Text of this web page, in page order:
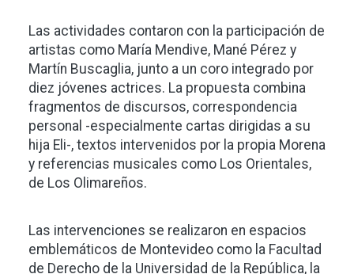
Las actividades contaron con la participación de
artistas como María Mendive, Mané Pérez y
Martín Buscaglia, junto a un coro integrado por
diez jóvenes actrices. La propuesta combina
fragmentos de discursos, correspondencia
personal -especialmente cartas dirigidas a su
hija Eli-, textos intervenidos por la propia Morena
y referencias musicales como Los Orientales,
de Los Olimareños.
Las intervenciones se realizaron en espacios
emblemáticos de Montevideo como la Facultad
de Derecho de la Universidad de la República, la